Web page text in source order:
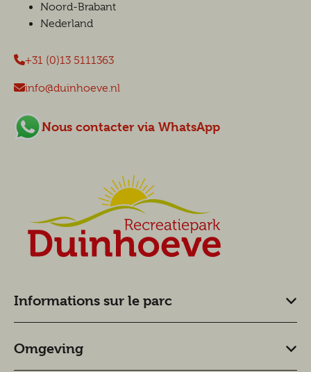
Noord-Brabant
Nederland
+31 (0)13 5111363
info@duinhoeve.nl
Nous contacter via WhatsApp
Informations sur le parc
Omgeving